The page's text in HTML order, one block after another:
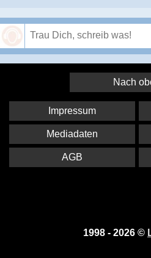
Nach
1998 - 2026 ©
Impressum
Mediadaten
AGB